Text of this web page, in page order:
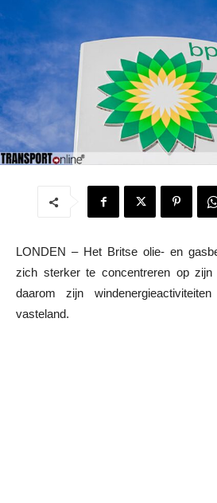
LONDEN – Het Britse olie- en
zich sterker te concentreren op zijn
daarom zijn
vasteland.